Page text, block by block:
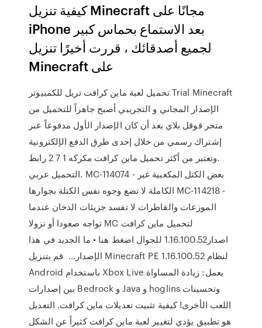
كيفية تنزيل Minecraft مجانًا على
iPhone بعد الاستماع بحماس كبير
لجميع أصدقائك ، قررت أخيرًا تنزيل
Minecraft على
تحميل لعبة ماين كرافت تريل للكمبيوتر Trial‏ Minecraft
الإصدار المجاني و التجريبي أصبح جاهزاً للتحميل من
متجر قوقل بلاي بعد أن كان الإصدار الأول مدفوعاً عبر
إشتراك رسمي من خلال إحدى طرق الدفع الإلكترونية
.وتعتبر من أكثر تحميل ماين كرافت مكركه 1 7 2 رابط
التحميل عربي. MC-114074 - بعض الكتل المكعبية غير
الكاملة لا تضع وجوه نفس الكتلة بجوارها MC-114218 -
الموزعات والقاطرات لا تفسد جزيئات الدخان عندما
تواجه صعودا أو نزولا MC لتحميل ماين كرافت
اصدار1.16.100.52 للجوال اضغط هنا • ما الجديد في هذا
الإصدار…⁦ ️⁩ قم بتنزيل Minecraft PE 1.16.100.52 لنظام
Android باستخدام Xbox Live يعمل: زيادة المساواة
بين إصدارات Bedrock و Java و hoglins وتحسينات
اللعب الأخرى! كيفية تثبيت تعديلات ماين كرافت. التعديل
هو تطبيق يؤدي لتغيير لعبة ماين كرافت كثيراً عن الشكل